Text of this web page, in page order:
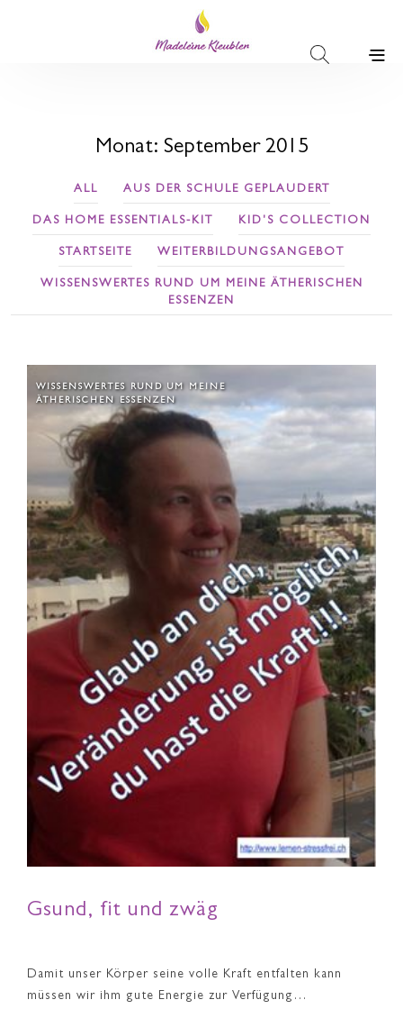
Monat: September 2015
ALL AUS DER SCHULE GEPLAUDERT
DAS HOME ESSENTIALS-KIT KID'S COLLECTION
STARTSEITE WEITERBILDUNGSANGEBOT
WISSENSWERTES RUND UM MEINE ÄTHERISCHEN
ESSENZEN
WISSENSWERTES RUND UM MEINE
ÄTHERISCHEN ESSENZEN
Gsund, fit und zwäg
Damit unser Körper seine volle Kraft entfalten kann
müssen wir ihm gute Energie zur Verfügung…